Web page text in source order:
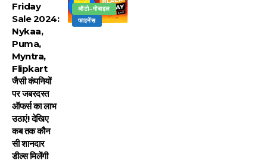
ऑटो-मोबाइल
फाइनेंस
Friday
Sale 2024:
Nykaa,
Puma,
Myntra,
Flipkart
जैसी कंपनियों
पर जबरदस्त
ऑफर्स का लाभ
उठाएं! देखिए
कब तक कौन
सी शानदार
डील्स मिलेंगी